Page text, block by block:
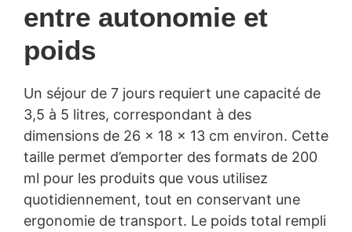
entre autonomie et
poids
Un séjour de 7 jours requiert une capacité de
3,5 à 5 litres, correspondant à des
dimensions de 26 × 18 × 13 cm environ. Cette
taille permet d’emporter des formats de 200
ml pour les produits que vous utilisez
quotidiennement, tout en conservant une
ergonomie de transport. Le poids total rempli